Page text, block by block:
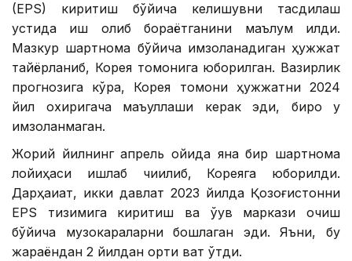
(EPS) киритиш бўйича келишувни тасдиқлаш
устида иш олиб бораётганини маълум қилди.
Мазкур шартнома бўйича имзоланадиган ҳужжат
тайёрланиб, Корея томонига юборилган. Вазирлик
прогнозига кўра, Корея томони ҳужжатни 2024
йил охиригача маъқуллаши керак эди, бироқ у
имзоланмаган.
Жорий йилнинг апрель ойида яна бир шартнома
лойиҳаси ишлаб чиқилиб, Кореяга юборилди.
Дарҳақиқат, икки давлат 2023 йилда Қозоғистонни
EPS тизимига киритиш ва ўқув маркази очиш
бўйича музокараларни бошлаган эди. Яъни, бу
жараёндан 2 йилдан ортиқ вақт ўтди.